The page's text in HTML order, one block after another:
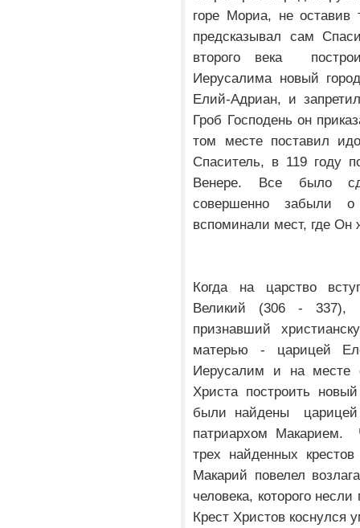
горе Мориа, не
предсказывал сам
второго века
Иерусалима новый
Елий-Адриан, и
Гроб Господень он
том месте поставил
Спаситель, в 119 году
Венере. Все было
совершенно забыли
вспоминали мест, где Он
Когда на царство
Великий (306 - 337),
признавший
матерью - царицей
Иерусалим и на месте
Христа построить
были найдены
патриархом Макарием.
трех найденных
Макарий повелел
человека, которого
Крест Христов коснулся